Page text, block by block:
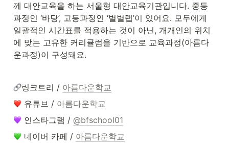
께 대안교육을 하는 서울형 대안교육기관입니다. 중등
과정인 ‘바당’, 고등과정인 ‘별별랩’이 있어요. 모두에게
일괄적인 시간표를 적용하는 것이 아닌, 개개인의 위치
에 맞는 고유한 커리큘럼을 기반으로 교육과정(아름다
운과정)이 구성돼요.
링크트리 / 아름다운학교
유튜브 / 아름다운학교
인스타그램 / @bfschool01
네이버 카페 / 아름다운학교